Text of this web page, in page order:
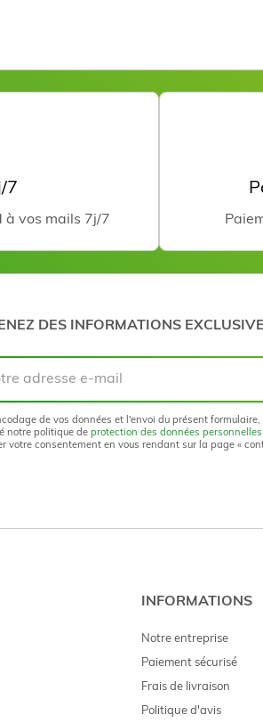
7
à vos mails 7j/7
DES INFORMATIONS
de vos données et l'envoi du présent
notre politique de protection des données personnelles
votre consentement en vous rendant sur la page «
INFORMATIONS
Notre entreprise
Paiement sécurisé
Frais de livraison
Politique d'avis